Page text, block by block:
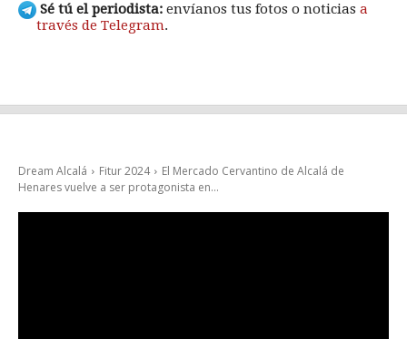
Sé tú el periodista: envíanos tus fotos o noticias a
través de Telegram.